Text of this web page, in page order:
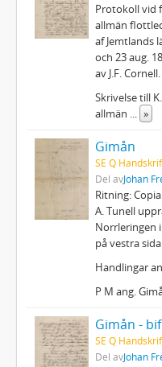
Protokoll vid
allmän
af Jemtlands
och 23 aug.
av J.F. Cornell.
Skrivelse till
allmän
»
Gimån
SE Q
Del avJohan
Ritning:
A. Tunell
Norrleringen
på vestra
Handlingar
P M ang.
Gimån -
SE Q
Del avJohan